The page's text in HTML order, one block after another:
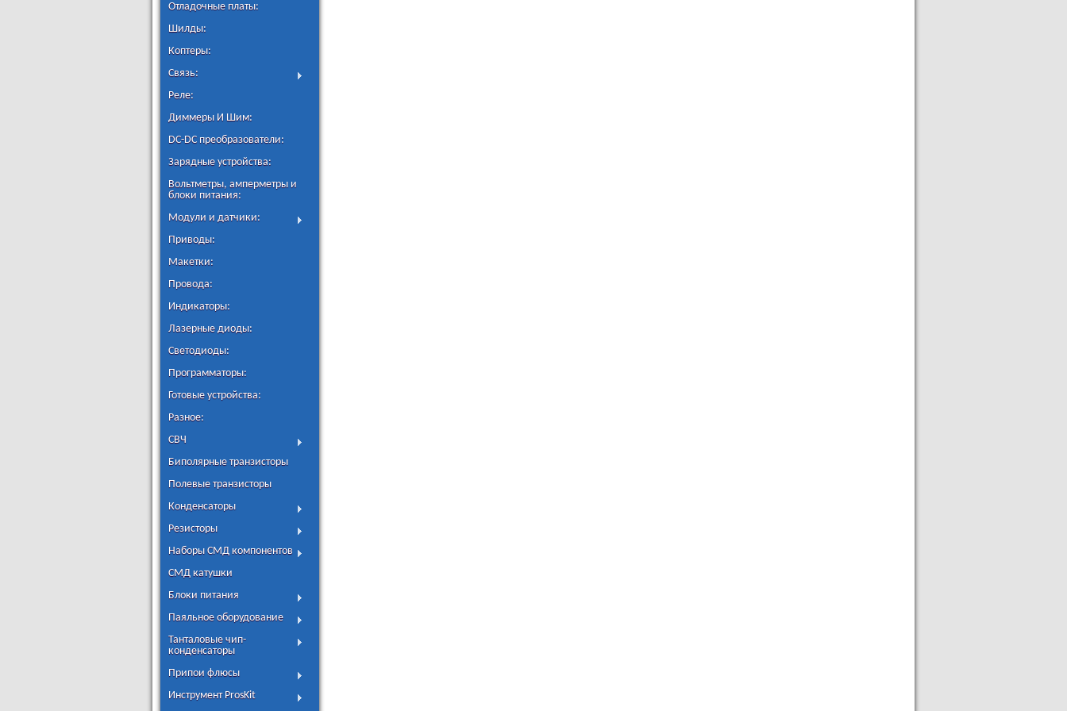
Отладочные платы:
Шилды:
Коптеры:
Связь:
Реле:
Диммеры И Шим:
DC-DC преобразователи:
Зарядные устройства:
Вольтметры, амперметры и
блоки питания:
Модули и датчики:
Приводы:
Макетки:
Провода:
Индикаторы:
Лазерные диоды:
Светодиоды:
Программаторы:
Готовые устройства:
Разное:
СВЧ
Биполярные транзисторы
Полевые транзисторы
Конденсаторы
Резисторы
Наборы СМД компонентов
СМД катушки
Блоки питания
Паяльное оборудование
Танталовые чип-
конденсаторы
Припои флюсы
Инструмент ProsKit